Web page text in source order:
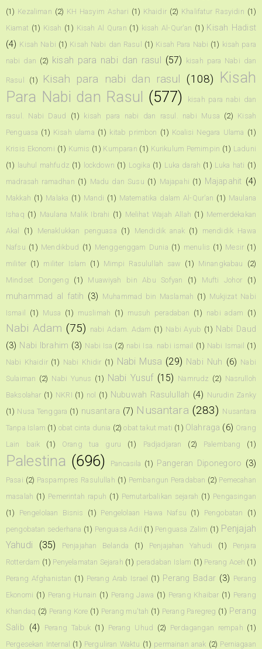
(1) Kezaliman (2) KH Hasyim Ashari (1) Khaidir (2) Khalifatur Rasyidin (1)
Kiamat (1) Kisah (1) Kisah Al Quran (1) kisah Al-Qur'an (1) Kisah Hadist
(4) Kisah Nabi (1) Kisah Nabi dan Rasul (1) Kisah Para Nabi (1) kisah para
nabi dan (2) kisah para nabi dan rasul (57) kisah para Nabi dan
Rasul (1) Kisah para nabi dan rasul (108) Kisah
Para Nabi dan Rasul (577)
kisah para nabi dan
rasul. Nabi Daud
(1) kisah para nabi dan rasul. nabi Musa (2) Kisah
Penguasa (1) Kisah ulama (1) kitab primbon (1) Koalisi Negara Ulama (1)
Krisis Ekonomi (1) Kumis (1) Kumparan (1) Kurikulum Pemimpin (1) Laduni
(1) lauhul mahfudz (1) lockdown (1) Logika (1) Luka darah (1) Luka hati (1)
madrasah ramadhan (1) Madu dan Susu (1) Majapahi (1) Majapahit (4)
Makkah (1) Malaka (1) Mandi (1) Matematika dalam Al-Qur'an (1) Maulana
Ishaq (1) Maulana Malik Ibrahi (1) Melihat Wajah Allah (1) Memerdekakan
Akal
(1) Menaklukkan penguasa (1) Mendidik anak (1)
mendidik Hawa
Nafsu (1) Mendikbud (1) Menggenggam Dunia (1) menulis (1) Mesir (1)
militer (1) militer Islam (1) Mimpi Rasulullah saw (1) Minangkabau
(2)
Mindset Dongeng
(1) Muawiyah bin Abu Sofyan (1) Mufti Johor (1)
muhammad al fatih (3) Muhammad bin Maslamah (1) Mukjizat Nabi
Ismail
(1) Musa (1) muslimah (1) musuh peradaban (1) nabi adam (1)
Nabi Adam (75) nabi Adam. Adam (1) Nabi Ayub (1) Nabi Daud
(3) Nabi Ibrahim (3) Nabi Isa (2) nabi Isa. nabi ismail (1) Nabi Ismail (1)
Nabi Khaidir (1) Nabi Khidir (1) Nabi Musa (29) Nabi Nuh (6) Nabi
Sulaiman (2) Nabi Yunus (1) Nabi Yusuf (15) Namrudz (2) Nasrulloh
Baksolahar (1) NKRI (1) nol (1) Nubuwah Rasulullah (4) Nurudin Zanky
(1) Nusa Tenggara (1) nusantara (7) Nusantara (283) Nusantara
Tanpa Islam (1) obat cinta dunia (2) obat takut mati (1) Olahraga (6) Orang
Lain baik
(1) Orang tua guru (1) Padjadjaran (2) Palembang (1)
Palestina (696) Pancasila (1) Pangeran Diponegoro (3)
Pasai (2) Paspampres Rasulullah (1) Pembangun Peradaban (2) Pemecahan
masalah (1) Pemerintah rapuh (1) Pemutarbalikan sejarah (1) Pengasingan
(1)
Pengelolaan Bisnis (1) Pengelolaan Hawa Nafsu (1) Pengobatan
(1)
pengobatan sederhana (1) Penguasa Adil (1) Penguasa Zalim (1) Penjajah
Yahudi
(35) Penjajahan Belanda (1) Penjajahan Yahudi (1)
Penjara
Rotterdam (1) Penyelamatan Sejarah (1) peradaban Islam (1) Perang Aceh (1)
Perang Afghanistan (1) Perang Arab Israel (1) Perang Badar (3) Perang
Ekonomi (1) Perang Hunain (1) Perang Jawa (1) Perang Khaibar (1) Perang
Khandaq (2) Perang Kore (1) Perang mu'tah (1) Perang Paregreg (1) Perang
Salib (4) Perang Tabuk (1) Perang Uhud (2) Perdagangan rempah (1)
Pergesekan Internal (1) Perguliran Waktu (1) permainan anak (2) Perniagaan